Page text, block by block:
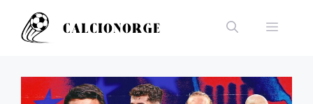
innhold
Meny